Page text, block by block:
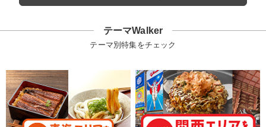
テーマWalker
テーマ別特集をチェック